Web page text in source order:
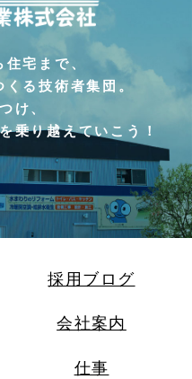
宅まで、
る技術者集団。
け、
乗り越えていこう！
採用ブログ
会社案内
仕事